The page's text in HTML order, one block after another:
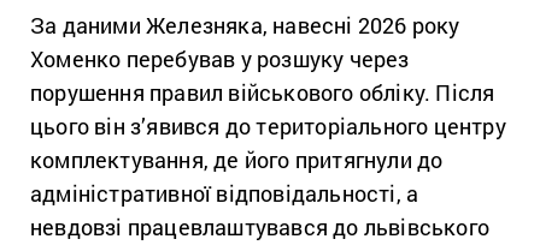
За даними Железняка, навесні 2026 року
Хоменко перебував у розшуку через
порушення правил військового обліку. Після
цього він з’явився до територіального центру
комплектування, де його притягнули до
адміністративної відповідальності, а
невдовзі працевлаштувався до львівського